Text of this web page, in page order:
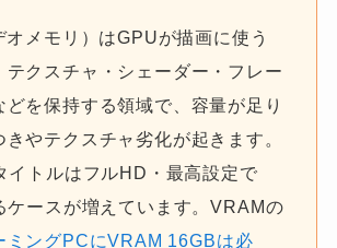
メモリ）はGPUが描画に使う
テクスチャ・シェーダー・フレー
どを保持する領域で、容量が足り
やテクスチャ劣化が起きます。
イトルはフルHD・最高設定で
ケースが増えています。VRAMの
ミングPCにVRAM 16GBは必